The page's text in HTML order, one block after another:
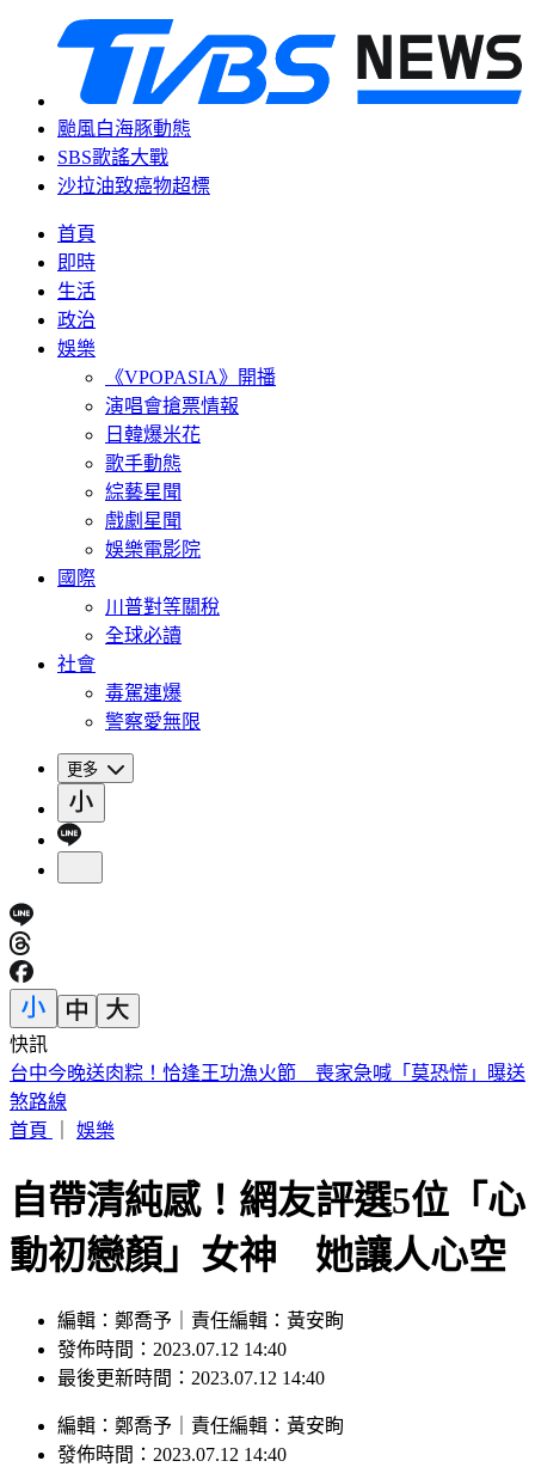
颱風白海豚動態
SBS歌謠大戰
沙拉油致癌物超標
首頁
即時
生活
政治
娛樂
《VPOPASIA》開播
演唱會搶票情報
日韓爆米花
歌手動態
綜藝星聞
戲劇星聞
娛樂電影院
國際
川普對等關稅
全球必讀
社會
毒駕連爆
警察愛無限
更多
快訊
獨／酒駕、三寶超車都來！我外交官狂飆156公里 遭日內瓦
警關切
首頁
娛樂
自帶清純感！網友評選5位「心
動初戀顏」女神 她讓人心空
編輯：鄭喬予｜責任編輯：黃安眴
發佈時間：2023.07.12 14:40
最後更新時間：2023.07.12 14:40
編輯 ： 鄭喬予 責任編輯 ： 黃安眴
發佈時間： 2023.07.12 14:40